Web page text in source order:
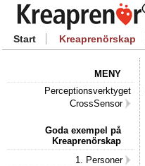
Start Kreaprenörskap
MENY
Perceptionsverktyget
CrossSensor
Goda exempel på
Kreaprenörskap
1. Personer